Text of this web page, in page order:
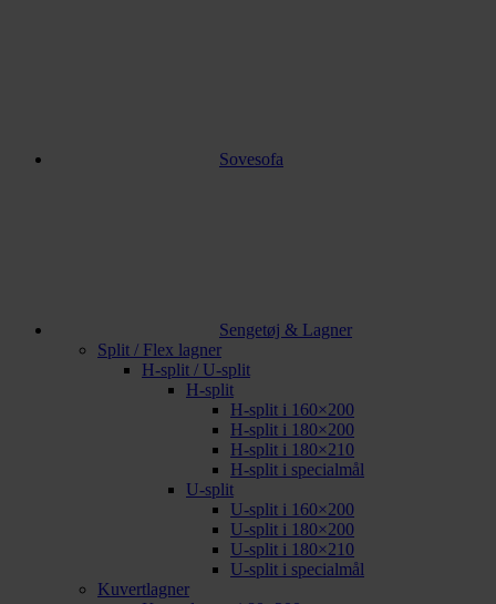
Sovesofa
Sengetøj & Lagner
Split / Flex lagner
H-split / U-split
H-split
H-split i 160×200
H-split i 180×200
H-split i 180×210
H-split i specialmål
U-split
U-split i 160×200
U-split i 180×200
U-split i 180×210
U-split i specialmål
Kuvertlagner